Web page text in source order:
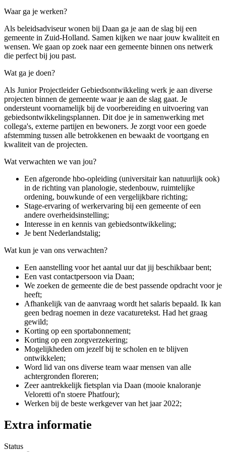
Waar ga je werken?
Als beleidsadviseur wonen bij Daan ga je aan de slag bij een
gemeente in Zuid-Holland. Samen kijken we naar jouw kwaliteit en
wensen. We gaan op zoek naar een gemeente binnen ons netwerk
die perfect bij jou past.
Wat ga je doen?
Als Junior Projectleider Gebiedsontwikkeling werk je aan diverse
projecten binnen de gemeente waar je aan de slag gaat. Je
ondersteunt voornamelijk bij de voorbereiding en uitvoering van
gebiedsontwikkelingsplannen. Dit doe je in samenwerking met
collega's, externe partijen en bewoners. Je zorgt voor een goede
afstemming tussen alle betrokkenen en bewaakt de voortgang en
kwaliteit van de projecten.
Wat verwachten we van jou?
Een afgeronde hbo-opleiding (universitair kan natuurlijk ook)
in de richting van planologie, stedenbouw, ruimtelijke
ordening, bouwkunde of een vergelijkbare richting;
Stage-ervaring of werkervaring bij een gemeente of een
andere overheidsinstelling;
Interesse in en kennis van gebiedsontwikkeling;
Je bent Nederlandstalig;
Wat kun je van ons verwachten?
Een aanstelling voor het aantal uur dat jij beschikbaar bent;
Een vast contactpersoon via Daan;
We zoeken de gemeente die de best passende opdracht voor je
heeft;
Afhankelijk van de aanvraag wordt het salaris bepaald. Ik kan
geen bedrag noemen in deze vacaturetekst. Had het graag
gewild;
Korting op een sportabonnement;
Korting op een zorgverzekering;
Mogelijkheden om jezelf bij te scholen en te blijven
ontwikkelen;
Word lid van ons diverse team waar mensen van alle
achtergronden floreren;
Zeer aantrekkelijk fietsplan via Daan (mooie knaloranje
Veloretti of'n stoere Phatfour);
Werken bij de beste werkgever van het jaar 2022;
Extra informatie
Status